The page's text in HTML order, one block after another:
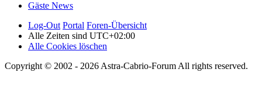
Gäste News
Log-Out Portal Foren-Übersicht
Alle Zeiten sind UTC+02:00
Alle Cookies löschen
Copyright © 2002 - 2026 Astra-Cabrio-Forum All rights reserved.